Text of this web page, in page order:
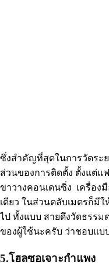
ซึ่งสำคัญที่สุดในการวัดระ
ส่วนของการติดตั้ง ตั้งแต่แ
ขาวางคอนเดนซิ่ง เครื่อง
เดียว ในส่วนตลับเมตรก็มี
ไป ทั้งแบบ สายดึงวัดธรร
ของผู้ใช้นะครับ ว่าชอบแบ
5.โฮลซอเจาะกำแพง